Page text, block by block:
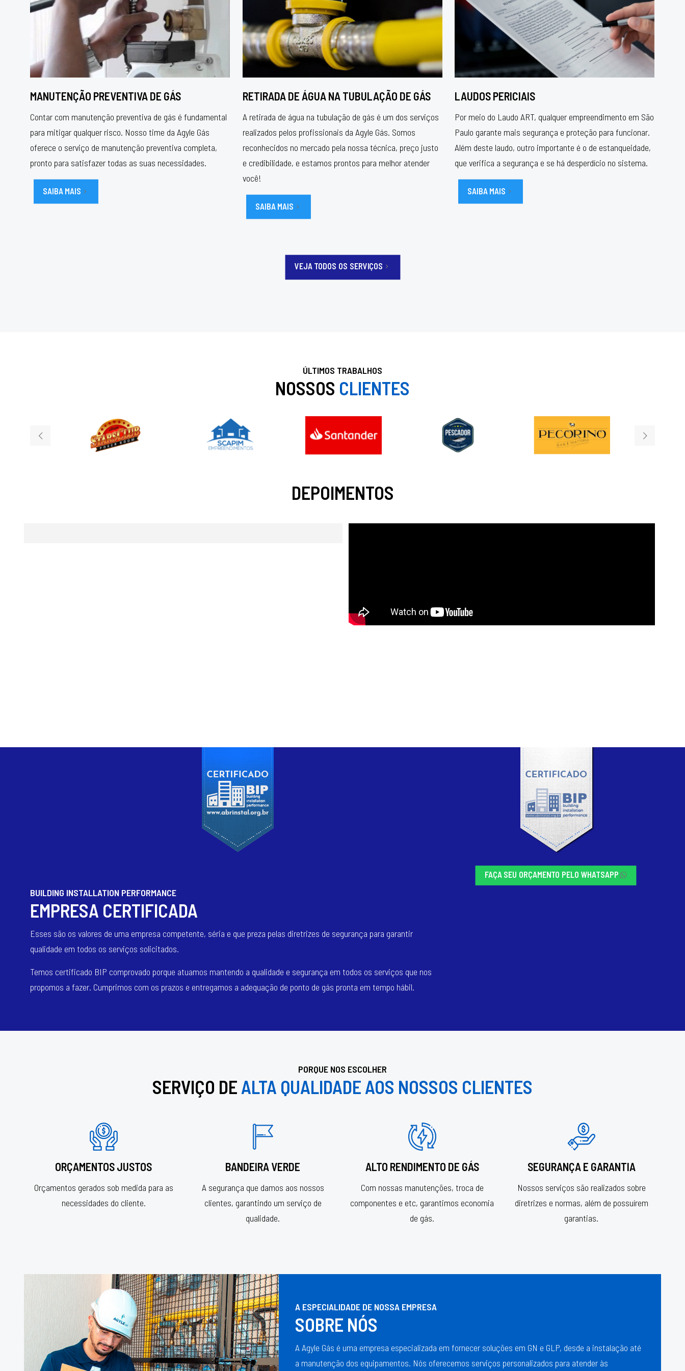
MANUTENÇÃO PREVENTIVA DE GÁS
Contar com manutenção preventiva de gás é fundamental
para mitigar qualquer risco. Nosso time da Agyle Gás
oferece o serviço de manutenção preventiva completa,
pronto para satisfazer todas as suas necessidades.
SAIBA MAIS
RETIRADA DE ÁGUA NA TUBULAÇÃO DE GÁS
A retirada de água na tubulação de gás é um dos serviços
realizados pelos profissionais da Agyle Gás. Somos
reconhecidos no mercado pela nossa técnica, preço justo
e credibilidade, e estamos prontos para melhor atender
você!
SAIBA MAIS
LAUDOS PERICIAIS
Por meio do Laudo ART, qualquer empreendimento em São
Paulo garante mais segurança e proteção para funcionar.
Além deste laudo, outro importante é o de estanqueidade,
que verifica a segurança e se há desperdício no sistema.
SAIBA MAIS
VEJA TODOS OS SERVIÇOS
ÚLTIMOS TRABALHOS
NOSSOS CLIENTES
DEPOIMENTOS
BUILDING INSTALLATION PERFORMANCE
EMPRESA CERTIFICADA
Esses são os valores de uma empresa competente, séria e que preza pelas diretrizes de segurança para garantir
qualidade em todos os serviços solicitados.
Temos certificado BIP comprovado porque atuamos mantendo a qualidade e segurança em todos os serviços que nos
propomos a fazer. Cumprimos com os prazos e entregamos a adequação de ponto de gás pronta em tempo hábil.
FAÇA SEU ORÇAMENTO PELO WHATSAPP
PORQUE NOS ESCOLHER
SERVIÇO DE ALTA QUALIDADE AOS NOSSOS CLIENTES
ORÇAMENTOS JUSTOS
Orçamentos gerados sob medida para as
necessidades do cliente.
BANDEIRA VERDE
A segurança que damos aos nossos
clientes, garantindo um serviço de
qualidade.
ALTO RENDIMENTO DE GÁS
Com nossas manutenções, troca de
componentes e etc, garantimos economia
de gás.
SEGURANÇA E GARANTIA
Nossos serviços são realizados sobre
diretrizes e normas, além de possuírem
garantias.
A ESPECIALIDADE DE NOSSA EMPRESA
SOBRE NÓS
A Agyle Gás é uma empresa especializada em fornecer soluções em GN e GLP, desde a instalação até
a manutenção dos equipamentos. Nós oferecemos serviços personalizados para atender às